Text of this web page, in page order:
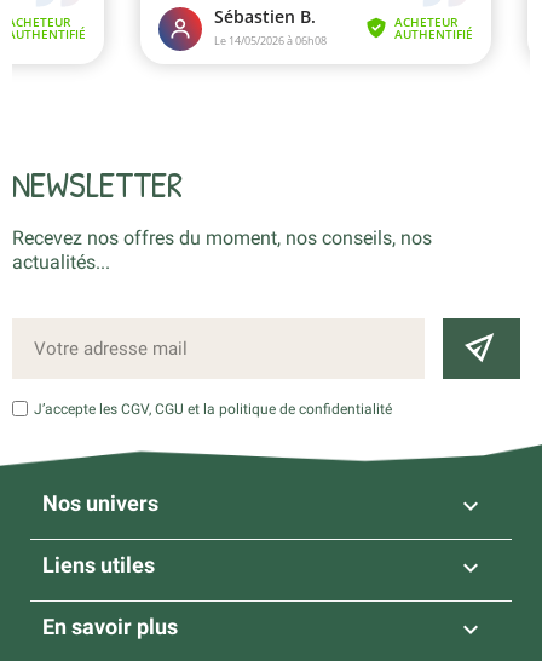
NEWSLETTER
Recevez nos offres du moment, nos conseils, nos
actualités...
J’accepte les CGV, CGU et la politique de confidentialité
Nos univers 
Liens utiles 
En savoir plus 